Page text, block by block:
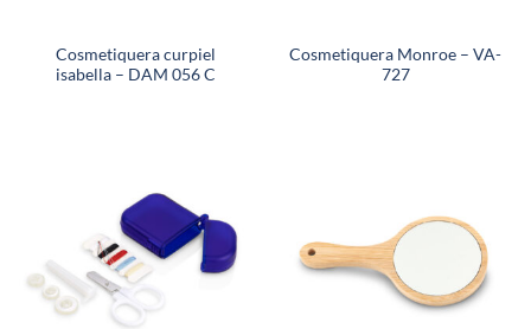
Cosmetiquera curpiel
isabella – DAM 056 C
Cosmetiquera Monroe – VA-
727